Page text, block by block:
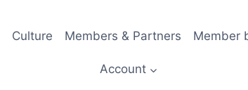
Culture Members & Partners Member
Account